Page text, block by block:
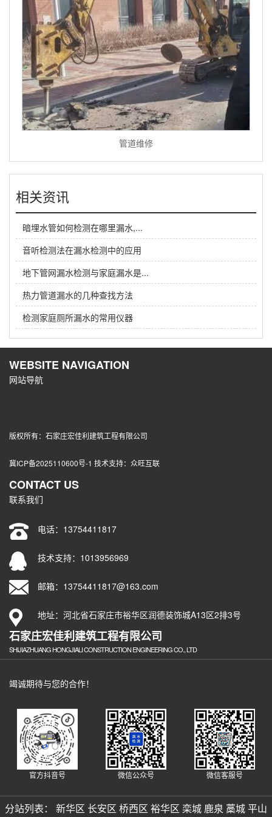
管道维修
相关资讯
暗埋水管如何检测在哪里漏水,...
音听检测法在漏水检测中的应用
地下管网漏水检测与家庭漏水是...
热力管道漏水的几种查找方法
检测家庭厕所漏水的常用仪器
WEBSITE NAVIGATION
网站导航
版权所有：石家庄宏佳利建筑工程有限公司
冀ICP备2025110600号-1 技术支持： 众旺互联
CONTACT US
联系我们
电话： 13754411817
技术支持：1013956969
邮箱：13754411817@163.com
地址：河北省石家庄市裕华区润德装饰城A13区2排3号
石家庄宏佳利建筑工程有限公司
SHIJIAZHUANG HONGJIALI CONSTRUCTION ENGINEERING CO., LTD
竭诚期待与您的合作！
官方抖音号 微信公众号 微信客服号
分站列表： 新华区 长安区 桥西区 裕华区 栾城 鹿泉 藁城平山